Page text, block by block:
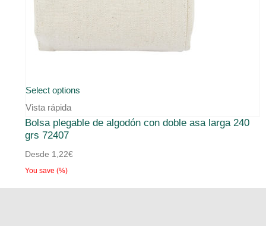
Select options
Vista rápida
Bolsa plegable de algodón con doble asa larga 240
grs 72407
Desde 1,22€
You save (%)